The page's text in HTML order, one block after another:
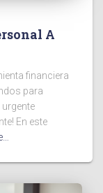
A
financiera
para
En este